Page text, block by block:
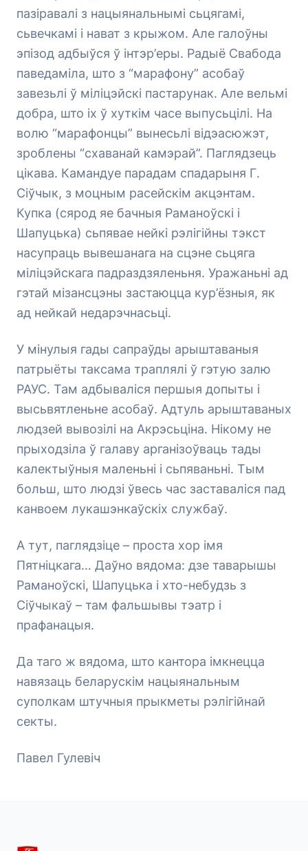
пазіравалі з нацыянальнымі сьцягамі,
сьвечкамі і нават з крыжом. Але галоўны
эпізод адбыўся ў інтэр’еры. Радыё Свабода
паведаміла, што з “марафону” асобаў
завезьлі ў міліцэйскі пастарунак. Але вельмі
добра, што іх ў хуткім часе выпусьцілі. На
волю “марафонцы” вынесьлі відэасюжэт,
зроблены “схаванай камэрай”. Паглядзець
цікава. Камандуе парадам спадарыня Г.
Сіўчык, з моцным расейскім акцэнтам.
Купка (сярод яе бачныя Раманоўскі і
Шапуцька) сьпявае нейкі рэлігійны тэкст
насупраць вывешанага на сцэне сьцяга
міліцэйскага падраздзяленьня. Уражаньні ад
гэтай мізансцэны застаюцца кур’ёзныя, як
ад нейкай недарэчнасьці.
У мінулыя гады сапраўды арыштаваныя
патрыёты таксама траплялі ў гэтую залю
РАУС. Там адбываліся першыя допыты і
высьвятленьне асобаў. Адтуль арыштаваных
людзей вывозілі на Акрэсьціна. Нікому не
прыходзіла ў галаву арганізоўваць тады
калектыўныя маленьні і сьпяваньні. Тым
больш, што людзі ўвесь час заставаліся пад
канвоем лукашэнкаўскіх службаў.
А тут, паглядзіце – проста хор імя
Пятніцкага… Даўно вядома: дзе таварышы
Раманоўскі, Шапуцька і хто-небудзь з
Сіўчыкаў – там фальшывы тэатр і
прафанацыя.
Да таго ж вядома, што кантора імкнецца
навязаць беларускім нацыянальным
суполкам штучныя прыкметы рэлігійнай
секты.
Павел Гулевіч